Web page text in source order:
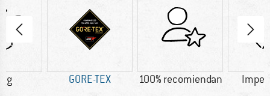
g GORE-TEX 100% recomiendan